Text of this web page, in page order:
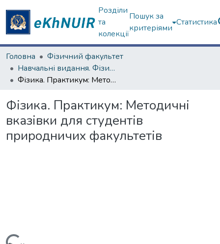
Розділи
та
колекції
Пошук за
критеріями
Статистика
Головна
Фізичний факультет
Навчальні видання. Фізичний факультет
Фізика. Практикум: Методичні вказівки для студентів природничих факультетів
Фізика. Практикум: Методичні
вказівки для студентів
природничих факультетів